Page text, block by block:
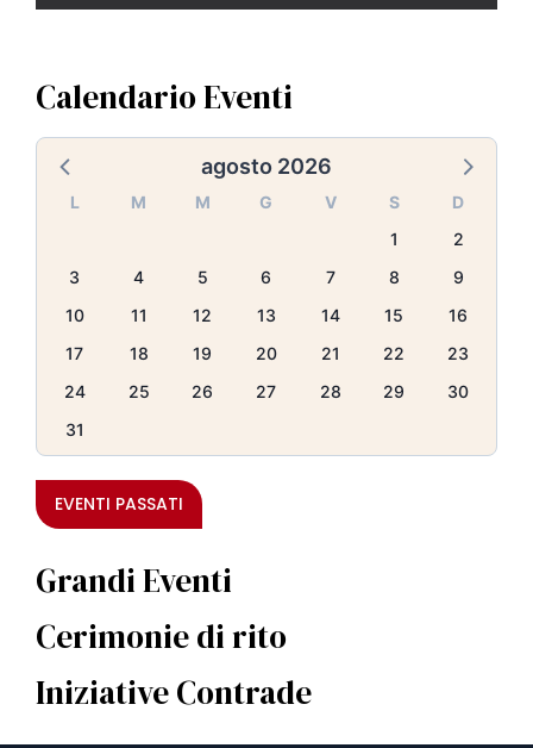
Calendario Eventi
agosto 2026
L M M G V S
D
1
2
3
4 5 6 7 8
9
10
11 12 13 14 15
16
17
18 19 20 21 22
23
24
25 26 27 28 29
30
31
EVENTI PASSATI
Grandi Eventi
Cerimonie di rito
Iniziative Contrade